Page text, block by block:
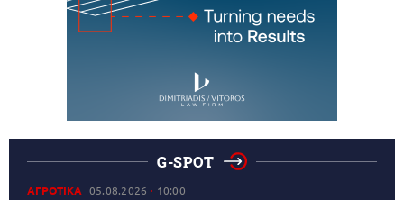
G-SPOT
ΑΓΡΟΤΙΚΑ 05.08.2026 10:00